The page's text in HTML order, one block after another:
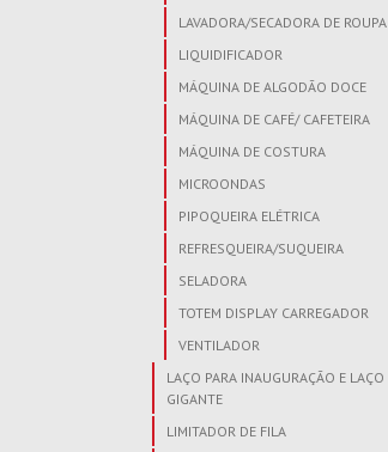
LAVADORA/SECADORA DE ROUPA
LIQUIDIFICADOR
MÁQUINA DE ALGODÃO DOCE
MÁQUINA DE CAFÉ/ CAFETEIRA
MÁQUINA DE COSTURA
MICROONDAS
PIPOQUEIRA ELÉTRICA
REFRESQUEIRA/SUQUEIRA
SELADORA
TOTEM DISPLAY CARREGADOR
VENTILADOR
LAÇO PARA INAUGURAÇÃO E LAÇO
GIGANTE
LIMITADOR DE FILA